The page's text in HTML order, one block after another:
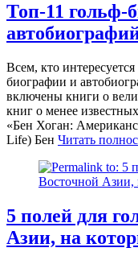
Топ-11 гольф-
Всем, кто
биографии и
включены книги о
книг о менее
«Бен Хоган:
Life) Бен Читать
5 полей для
Азии, на